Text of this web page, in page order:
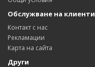
Обслужване на клиенти
Контакт с нас
Рекламации
Карта на сайта
Други